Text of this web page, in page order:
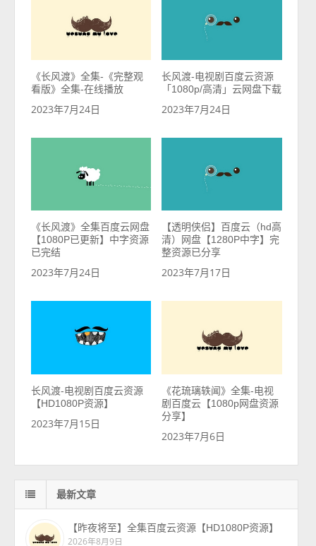
《长风渡》全集-《完整观
看版》全集-在线播放
2023年7月24日
长风渡-电视剧百度云资源
「1080p/高清」云网盘下载
2023年7月24日
《长风渡》全集百度云网盘
【1080P已更新】中字资源
已完结
2023年7月24日
【透明侠侣】百度云（hd高
清）网盘【1280P中字】完
整资源已分享
2023年7月17日
长风渡-电视剧百度云资源
【HD1080P资源】
2023年7月15日
《花琉璃轶闻》全集-电视
剧百度云【1080p网盘资源
分享】
2023年7月6日
最新文章
【昨夜将至】全集百度云资源【HD1080P资源】
2026年8月9日